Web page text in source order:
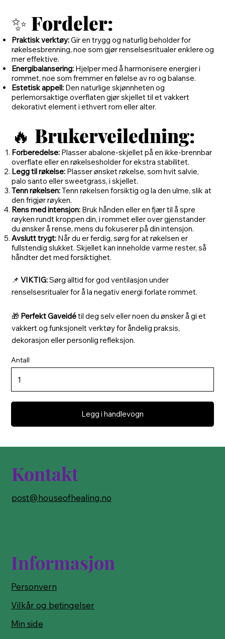
✨ Fordeler:
Praktisk verktøy:Gir en trygg og naturlig beholder for
røkelsesbrenning, noe som gjør renselsesritualer enklere og
mer effektive.
Energibalansering:Hjelper med å harmonisere energier i
rommet, noe som fremmer en følelse av ro og balanse.
Estetisk appell:Den naturlige skjønnheten og
perlemorsaktige overflaten gjør skjellet til et vakkert
dekorativt element i ethvert rom eller alter.
🔥 Brukerveiledning:
Forberedelse:Plasser abalone-skjellet på en ikke-brennbar
overflate eller en røkelsesholder for ekstra stabilitet.
Legg til røkelse:Plasser ønsket røkelse, som hvit salvie,
palo santo eller sweetgrass, i skjellet.
Tenn røkelsen:Tenn røkelsen forsiktig og la den ulme, slik at
den frigjør røyken.
Rens med intensjon:Bruk hånden eller en fjær til å spre
røyken rundt kroppen din, i rommet eller over gjenstander
du ønsker å rense, mens du fokuserer på din intensjon.
Avslutt trygt:Når du er ferdig, sørg for at røkelsen er
fullstendig slukket. Skjellet kan inneholde varme rester, så
håndter det med forsiktighet.
📌 VIKTIG:Sørg alltid for god ventilasjon under
renselsesritualer for å la negativ energi forlate rommet.
🎁 Perfekt Gaveidétil deg selv eller noen du ønsker å gi et
vakkert og funksjonelt verktøy for åndelig praksis,
dekorasjon eller personlig refleksjon.
Antall
Legg i handlevogn
Kontakt
post@houseofhealing.no
Informasjon
Personvern
Vilkår og betingelser
Min side